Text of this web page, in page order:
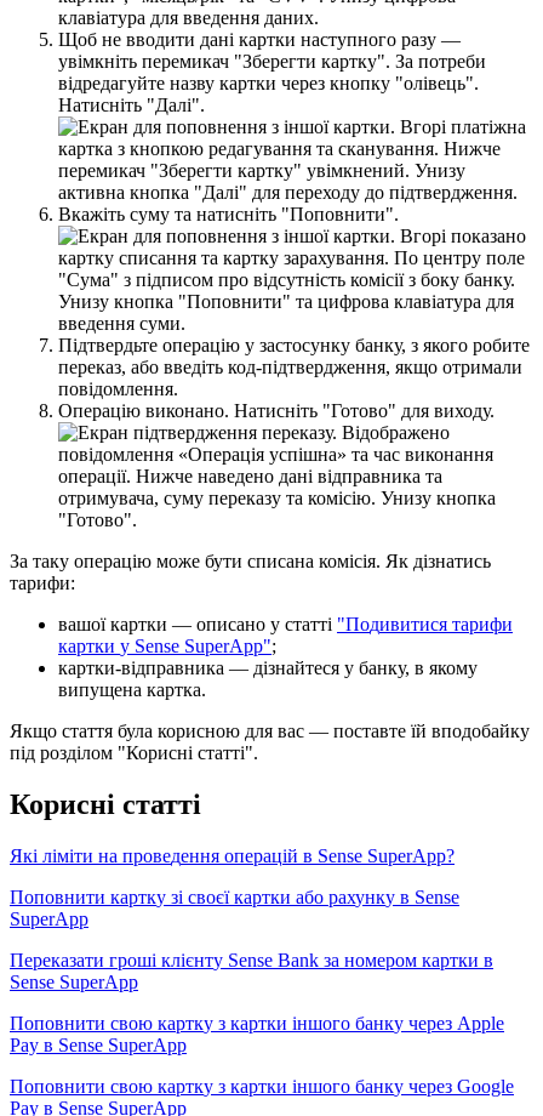
Щоб не вводити дані картки наступного разу —
увімкніть перемикач "Зберегти картку". За потреби
відредагуйте назву картки через кнопку "олівець".
Натисніть "Далі".
Вкажіть суму та натисніть "Поповнити".
Підтвердьте операцію у застосунку банку, з якого робите
переказ, або введіть код-підтвердження, якщо отримали
повідомлення.
Операцію виконано. Натисніть "Готово" для виходу.
За таку операцію може бути списана комісія. Як дізнатись
тарифи:
вашої картки — описано у статті "Подивитися тарифи
картки у Sense SuperApp";
картки-відправника — дізнайтеся у банку, в якому
випущена картка.
Якщо стаття була корисною для вас — поставте їй вподобайку
під розділом "Корисні статті".
Корисні статті
Які ліміти на проведення операцій в Sense SuperApp?
Поповнити картку зі своєї картки або рахунку в Sense
SuperApp
Переказати гроші клієнту Sense Bank за номером картки в
Sense SuperApp
Поповнити свою картку з картки іншого банку через Apple
Pay в Sense SuperApp
Поповнити свою картку з картки іншого банку через Google
Pay в Sense SuperApp